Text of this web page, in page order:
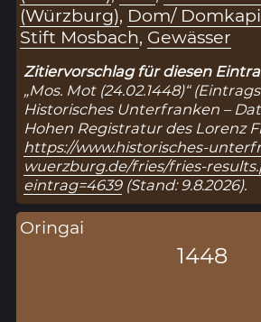
(Würzburg), Dom/
Stift Mosbach, Gewässer
Zitiervorschlag für diesen
„Mos. Mot (24.02.1448)“
Historisches Unterfranken –
Hohen Registratur des Lorenz
https://www.historisches-
wuerzburg.de/fries/fries-
eintrag=4639(Stand: 9.8.2026).
Oringai
1448